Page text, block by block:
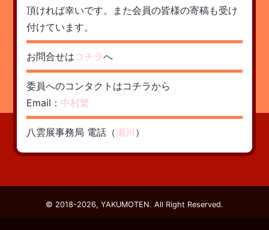
頂ければ幸いです。また会員の皆様の寄稿も受け
付けています。
お問合せはコチラへ
委員へのコンタクトはコチラから
Email： 中村繁
八雲展事務局 電話（瀬川 ）
© 2018-2026, YAKUMOTEN. All Right Reserved.